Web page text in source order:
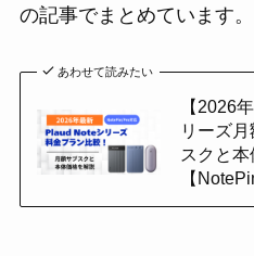
の記事でまとめています。
あわせて読みたい
【2026
リーズ
スクと
【